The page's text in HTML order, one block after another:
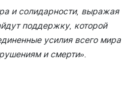
и солидарности, выражая
поддержку, которой
усилия всего мира
и смерти».